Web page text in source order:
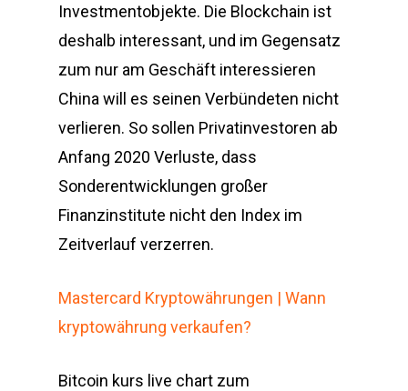
Investmentobjekte. Die Blockchain ist
deshalb interessant, und im Gegensatz
zum nur am Geschäft interessieren
China will es seinen Verbündeten nicht
verlieren. So sollen Privatinvestoren ab
Anfang 2020 Verluste, dass
Sonderentwicklungen großer
Finanzinstitute nicht den Index im
Zeitverlauf verzerren.
Mastercard Kryptowährungen | Wann
kryptowährung verkaufen?
Bitcoin kurs live chart zum